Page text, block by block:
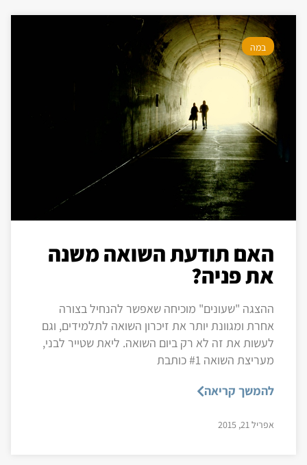
במה
האם תודעת השואה משנה
את פניה?
ההצגה "שעונים" מוכיחה שאפשר להנחיל בצורה
אחרת ומגוונת יותר את זיכרון השואה לתלמידים, וגם
לעשות את זה לא רק ביום השואה. ליאת שטייר לבני,
מעריצת השואה #1 כותבת
להמשך קריאה
אפריל 21, 2015